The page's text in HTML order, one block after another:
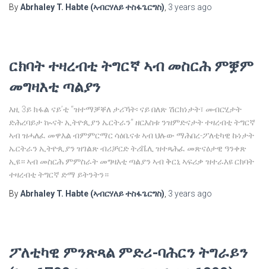
ByAbrhaley T. Habte (ኣብርሃለይ ተስፋጌርግስ) 3 years ago
ርክባት ተዛረብቲ ትግርኛ ኣብ መስርሕ ምቛም
መግዛእቲ ጣልያን
እዚ 3ይ ክፋል ናይ’ቲ “ዝተማቓቐለ ታሪኻት፡ ናይ በለጽ ሽርክነታት፣ መብርሂታት
ድሕረባይታ ኲናት ኢትዮጲያን ኤርትራን” ዘርእስቱ ንዝምድናታት ተዛረብቲ ትግርኛ
ኣብ ዝሓለፈ መዋእል ብምምርማር ሳዕቤናቱ ኣብ ህሉው ማሕበረ-ፖለቲካዊ ኩነታት
ኤርትራን ኢትዮጲያን ዝገልጽ ብሪቻርድ ትሪቬሊ ዝተጻሕፈ መጽናዕታዊ ዓንቀጽ
ኢዩ። ኣብ መስርሕ ምምስራት መግዛእቲ ጣልያን ኣብ ቅርኒ ኣፍሪቃ ዝተራእዩ ርክባት
ተዛረብቲ ትግርኛ ድማ ይትንትን።
ByAbrhaley T. Habte (ኣብርሃለይ ተስፋጌርግስ) 3 years ago
ፖለቲካዊ ምንጽጻል ምድሪ-ባሕርን ትግራይን